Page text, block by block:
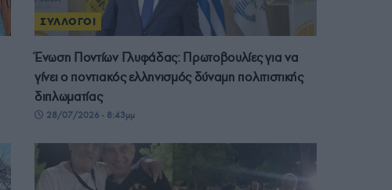
ΣΥΛΛΟΓΟΙ
Ένωση Ποντίων Γλυφάδας: Πρωτοβουλίες για να
γίνει ο ποντιακός ελληνισμός δύναμη πολιτιστικής
διπλωματίας
28/07/2026 - 8:43μμ